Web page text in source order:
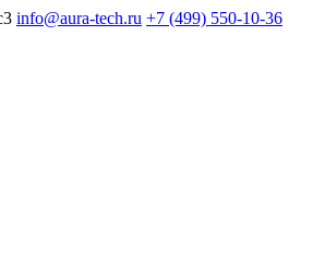
info@aura-tech.ru +7 (499) 550-10-36